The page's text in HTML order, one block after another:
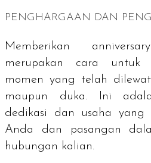
PENGHARGAAN DAN
Memberikan
merupakan cara untuk
momen yang telah
maupun duka. Ini
dedikasi dan usaha yang
Anda dan pasangan
hubungan kalian.